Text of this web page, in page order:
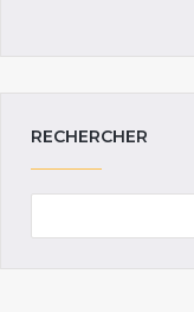
RECHERCHER